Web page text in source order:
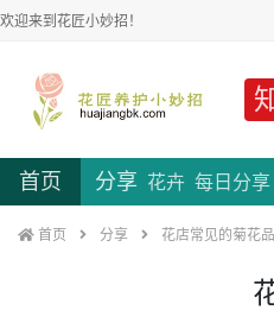
欢迎来到花匠小妙招！
首页 分享 花卉 每日分享
首页 分享 花店常见的菊花